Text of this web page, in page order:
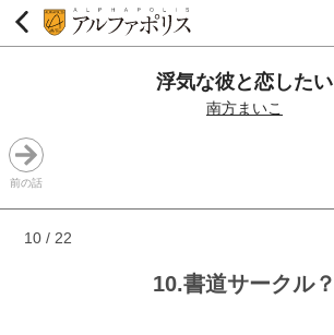
浮気な彼と恋したい
南方まいこ
前の話
10 / 22
10.書道サークル？